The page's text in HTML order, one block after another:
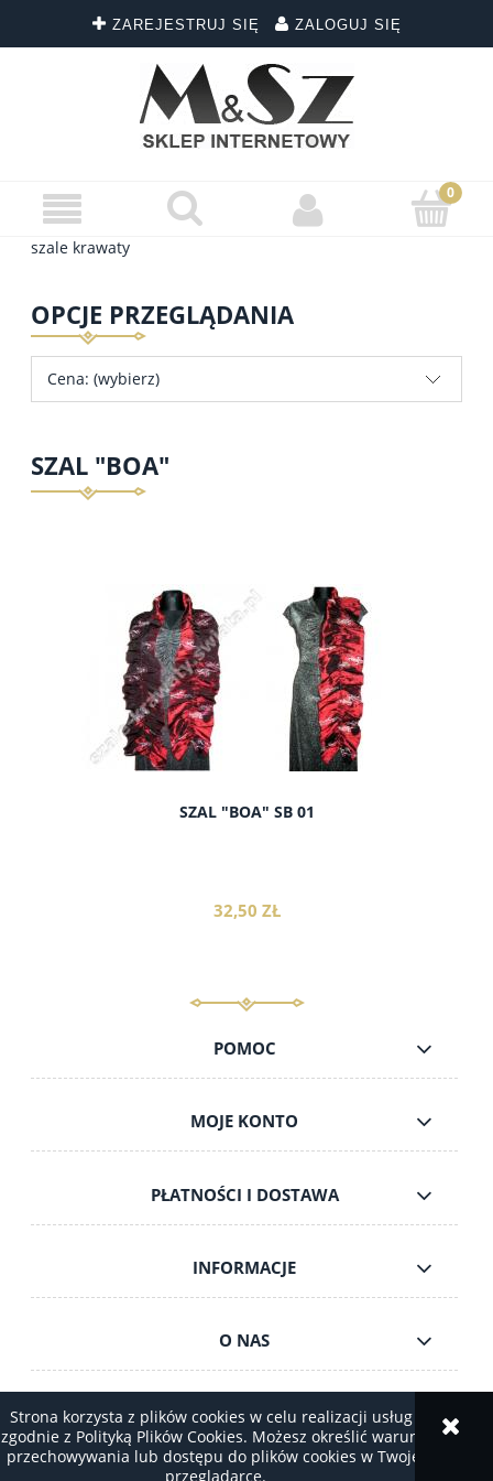
Strona korzysta z plików cookies w celu realizacji usług i
zgodnie z Polityką Plików Cookies. Możesz określić warunki
przechowywania lub dostępu do plików cookies w Twojej
przeglądarce.
ZAREJESTRUJ SIĘ ZALOGUJ SIĘ
szale krawaty
OPCJE PRZEGLĄDANIA
Cena: (wybierz)
SZAL "BOA"
SZAL "BOA" SB 01
32,50 ZŁ
do koszyka
POMOC
MOJE KONTO
PŁATNOŚCI I DOSTAWA
INFORMACJE
O NAS
pokaż pełną wersję strony